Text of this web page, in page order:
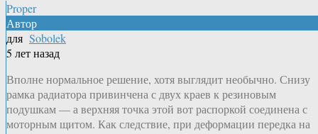
Proper
Автор
для Sobolek
5 лет назад
Вполне нормальное решение, хотя выглядит необычно. Снизу
рамка радиатора привинчена с двух краев к резиновым
подушкам — а верхняя точка этой вот распоркой соединена с
моторным щитом. Как следствие, при деформации передка на